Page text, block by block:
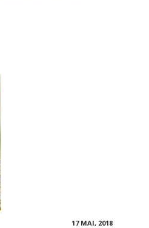
17 MAI, 2018